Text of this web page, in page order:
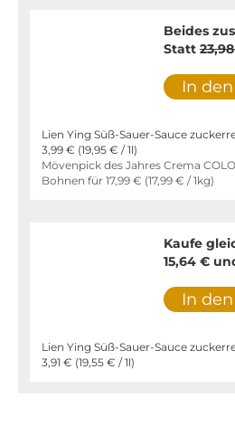
Beides
Statt
In
Lien Ying Süß-Sauer-Sauce
3,99 € (19,95 € / 1l)
Mövenpick des Jahres Crema
Bohnen für 17,99 € (17,99 € / 1kg)
Kaufe
15,64 €
In
Lien Ying Süß-Sauer-Sauce
3,91 € (19,55 € / 1l)